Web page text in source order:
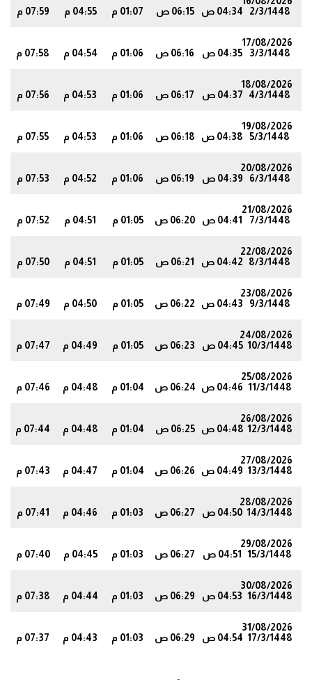
2/3/1448
04:34 ص 06:15 ص 01:07 م 04:55 م 07:59 م
17/08/2026
3/3/1448
04:35 ص 06:16 ص 01:06 م 04:54 م 07:58 م
18/08/2026
4/3/1448
04:37 ص 06:17 ص 01:06 م 04:53 م 07:56 م
19/08/2026
5/3/1448
04:38 ص 06:18 ص 01:06 م 04:53 م 07:55 م
20/08/2026
6/3/1448
04:39 ص 06:19 ص 01:06 م 04:52 م 07:53 م
21/08/2026
7/3/1448
04:41 ص 06:20 ص 01:05 م 04:51 م 07:52 م
22/08/2026
8/3/1448
04:42 ص 06:21 ص 01:05 م 04:51 م 07:50 م
23/08/2026
9/3/1448
04:43 ص 06:22 ص 01:05 م 04:50 م 07:49 م
24/08/2026
10/3/1448 04:45 ص 06:23 ص 01:05 م 04:49 م 07:47 م
25/08/2026
11/3/1448 04:46 ص 06:24 ص 01:04 م 04:48 م 07:46 م
26/08/2026
12/3/1448 04:48 ص 06:25 ص 01:04 م 04:48 م 07:44 م
27/08/2026
13/3/1448 04:49 ص 06:26 ص 01:04 م 04:47 م 07:43 م
28/08/2026
14/3/1448 04:50 ص 06:27 ص 01:03 م 04:46 م 07:41 م
29/08/2026
15/3/1448
04:51 ص 06:27 ص 01:03 م 04:45 م 07:40 م
30/08/2026
16/3/1448 04:53 ص 06:29 ص 01:03 م 04:44 م 07:38 م
31/08/2026
17/3/1448 04:54 ص 06:29 ص 01:03 م 04:43 م 07:37 م